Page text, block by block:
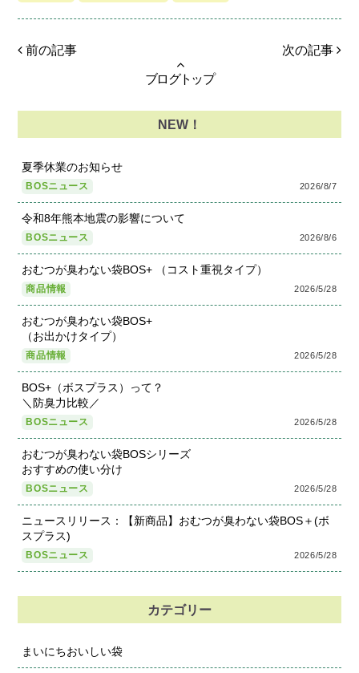
前の記事 次の記事
ブログトップ
NEW！
夏季休業のお知らせ
2026/8/7
BOSニュース
令和8年熊本地震の影響について
2026/8/6
BOSニュース
おむつが臭わない袋BOS+ （コスト重視タイプ）
2026/5/28
商品情報
おむつが臭わない袋BOS+
（お出かけタイプ）
2026/5/28
商品情報
BOS+（ボスプラス）って？
＼防臭力比較／
2026/5/28
BOSニュース
おむつが臭わない袋BOSシリーズ
おすすめの使い分け
2026/5/28
BOSニュース
ニュースリリース：【新商品】おむつが臭わない袋BOS＋(ボ
スプラス)
2026/5/28
BOSニュース
カテゴリー
まいにちおいしい袋